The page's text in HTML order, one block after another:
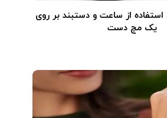
استفاده از ساعت و دستبند بر روی
یک مچ دست